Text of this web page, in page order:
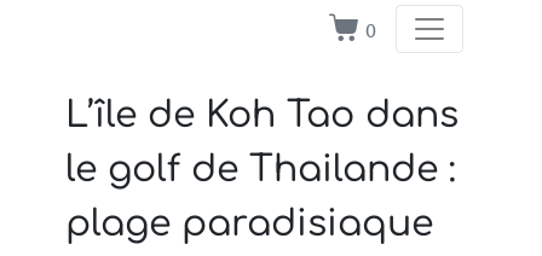
0
L’île de Koh Tao dans
le golf de Thailande :
plage paradisiaque